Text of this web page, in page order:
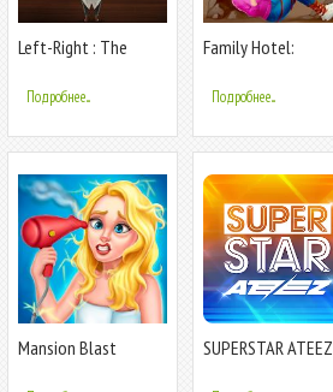
Left-Right : The
Подробнее...
Family Hotel:
decoration match 3
Подробнее...
Mansion Blast SUPERSTAR ATEEZ